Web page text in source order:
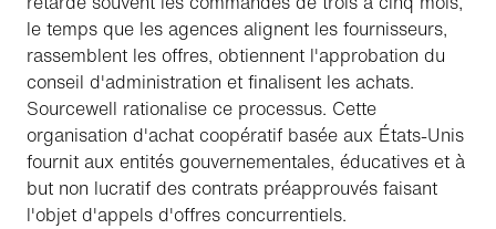
le temps que les agences alignent les fournisseurs,
rassemblent les offres, obtiennent l'approbation du
conseil d'administration et finalisent les achats.
Sourcewell rationalise ce processus. Cette
organisation d'achat coopératif basée aux États-Unis
fournit aux entités gouvernementales, éducatives et à
but non lucratif des contrats préapprouvés faisant
l'objet d'appels d'offres concurrentiels.